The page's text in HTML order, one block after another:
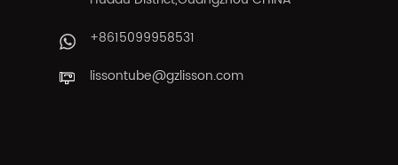
+8615099958531
lissontube@gzlisson.com